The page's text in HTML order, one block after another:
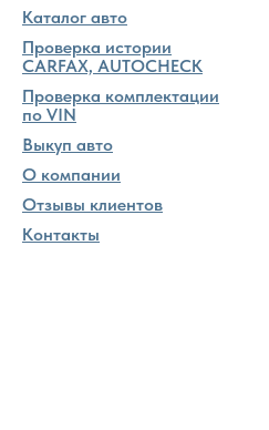
Каталог авто
Проверка истории
CARFAX, AUTOCHECK
Проверка комплектации
по VIN
Выкуп авто
О компании
Отзывы клиентов
Контакты